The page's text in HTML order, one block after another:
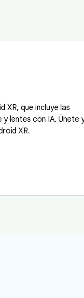
XR, que incluye las
lentes con IA. Únete
XR.